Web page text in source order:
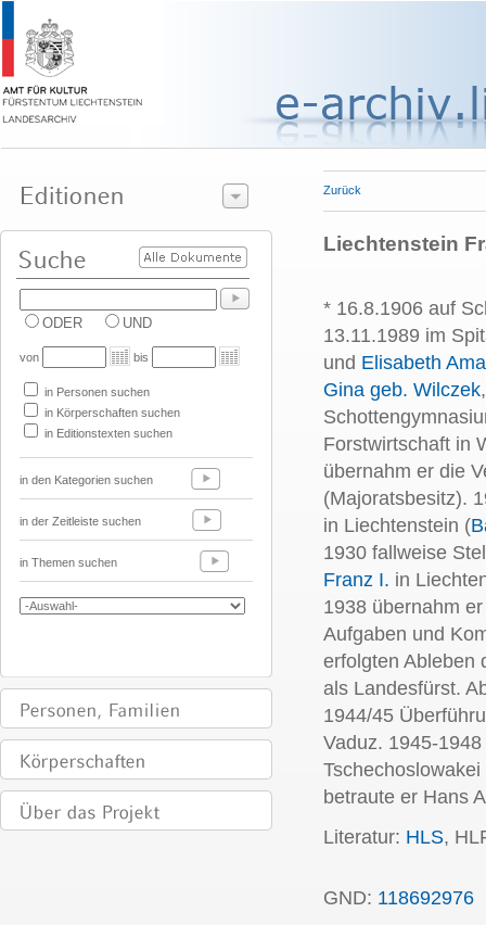
ODER UND
von bis
in Personen suchen
in Körperschaften suchen
in Editionstexten suchen
in den Kategorien suchen
in der Zeitleiste suchen
in Themen suchen
Zurück
Liechtenstein
* 16.8.1906 auf
13.11.1989 im
und Elisabeth
Gina geb. Wilczek
Forstwirtschaft in
übernahm er die
(Majoratsbesitz).
in Liechtenstein (
1930 fallweise
Franz I. in
1938 übernahm
Aufgaben und
erfolgten Ableben
als Landesfürst.
1944/45
Vaduz. 1945-
betraute er Hans
Literatur: HLS,
GND: 118692976